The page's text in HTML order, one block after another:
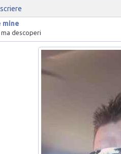
mine
ma descoperi